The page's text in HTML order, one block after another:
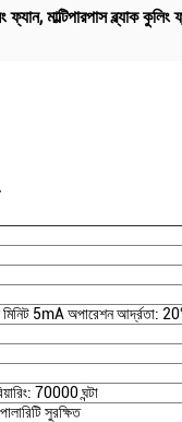
ফ্যান,মাল্টিপারপাস ব্ল্যাক কুলিং
5mA অপারেশন আর্দ্রতা:
70000 ঘন্টা
সুরক্ষিত